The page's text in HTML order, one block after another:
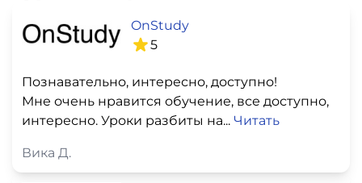
OnStudy
5
Познавательно, интересно, доступно!
Мне очень нравится обучение, все доступно,
интересно. Уроки разбиты на... Читать
Вика Д.